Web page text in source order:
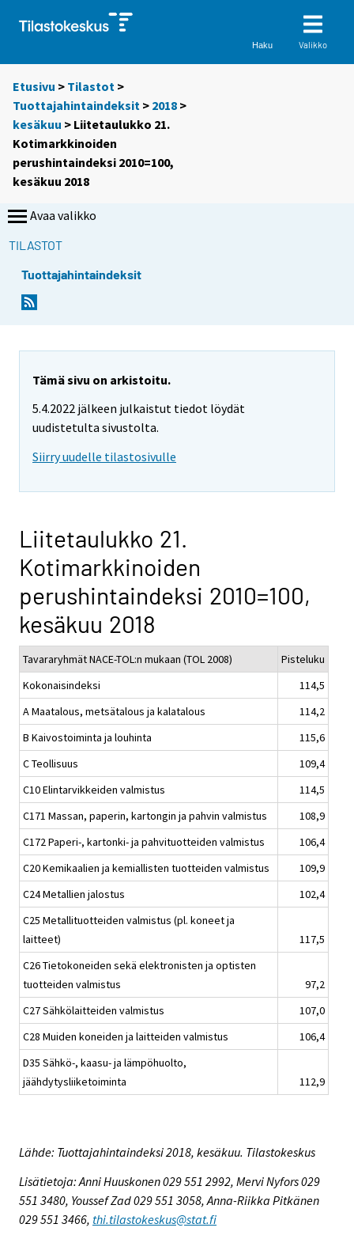
Haku Valikko
Etusivu > Tilastot >
Tuottajahintaindeksit > 2018 >
kesäkuu > Liitetaulukko 21.
Kotimarkkinoiden
perushintaindeksi 2010=100,
kesäkuu 2018
Avaa valikko
TILASTOT
Tuottajahintaindeksit
Tämä sivu on arkistoitu.
5.4.2022 jälkeen julkaistut tiedot löydät
uudistetulta sivustolta.
Siirry uudelle tilastosivulle
Liitetaulukko 21.
Kotimarkkinoiden
perushintaindeksi 2010=100,
kesäkuu 2018
Tavararyhmät NACE-TOL:n mukaan (TOL 2008)
Pisteluku
Kokonaisindeksi
114,5
A Maatalous, metsätalous ja kalatalous
114,2
B Kaivostoiminta ja louhinta
115,6
C Teollisuus
109,4
C10 Elintarvikkeiden valmistus
114,5
C171 Massan, paperin, kartongin ja pahvin valmistus
108,9
C172 Paperi-, kartonki- ja pahvituotteiden valmistus
106,4
C20 Kemikaalien ja kemiallisten tuotteiden valmistus
109,9
C24 Metallien jalostus
102,4
C25 Metallituotteiden valmistus (pl. koneet ja
laitteet)
117,5
C26 Tietokoneiden sekä elektronisten ja optisten
tuotteiden valmistus
97,2
C27 Sähkölaitteiden valmistus
107,0
C28 Muiden koneiden ja laitteiden valmistus
106,4
D35 Sähkö-, kaasu- ja lämpöhuolto,
jäähdytysliiketoiminta
112,9
Lähde: Tuottajahintaindeksi 2018, kesäkuu. Tilastokeskus
Lisätietoja: Anni Huuskonen 029 551 2992, Mervi Nyfors 029
551 3480, Youssef Zad 029 551 3058, Anna-Riikka Pitkänen
029 551 3466, thi.tilastokeskus@stat.fi